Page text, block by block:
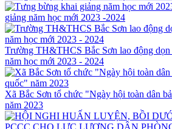
giảng năm học mới 2023 -2024
Trường TH&THCS Bắc Sơn lao động dọn
năm học mới 2023 - 2024
Xã Bắc Sơn tổ chức "Ngày hội toàn dân
năm 2023